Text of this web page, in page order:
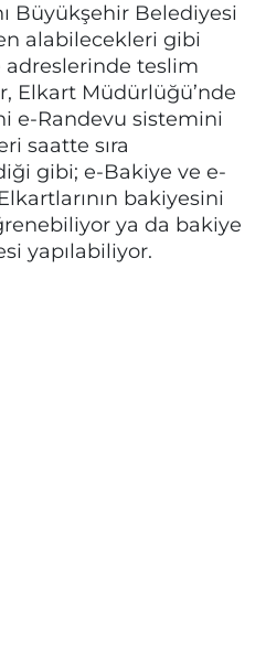
Büyükşehir Belediyesi
alabilecekleri gibi
adreslerinde teslim
Elkart Müdürlüğü’nde
e-Randevu sistemini
saatte sıra
gibi; e-Bakiye ve e-
bakiyesini
ya da bakiye
yapılabiliyor.